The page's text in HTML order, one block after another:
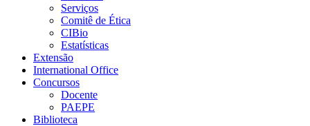
Serviços
Comitê de Ética
CIBio
Estatísticas
Extensão
International Office
Concursos
Docente
PAEPE
Biblioteca